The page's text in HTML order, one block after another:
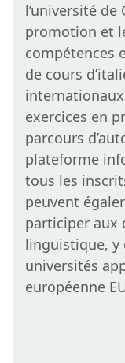
l’université de
promotion et
compétences
de cours
exercices en
parcours
plateforme
tous les
peuvent
participer aux
linguistique, y
universités
européenne